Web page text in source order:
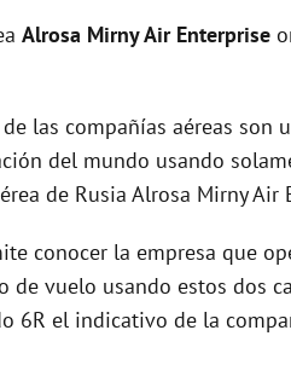
Alrosa Mirny Air Enterprise
de las compañías aéreas
del mundo usando
de Rusia Alrosa Mirny Air
conocer la empresa que
de vuelo usando estos dos
6R el indicativo de la